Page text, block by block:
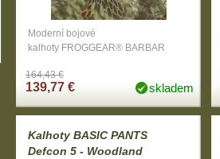
Moderní bojové
kalhoty FROGGEAR® BARBAR
164,43 €
139,77 € skladem
Kalhoty BASIC PANTS
Defcon 5 - Woodland